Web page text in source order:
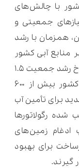
با چالش‌های
جمعیتی و
همزمان با رشد
منابع آبی کشور
نیز بیشتر شده است. با توجه به نرخ رشد جمعیت ۱.۵
درصدی در این کشور کل جمعیت کشور بیش از ۶۰۰
برای تأمین آب
شده رگولاتورها
ادغام زمین‌های
برای بهبود
گیرند.